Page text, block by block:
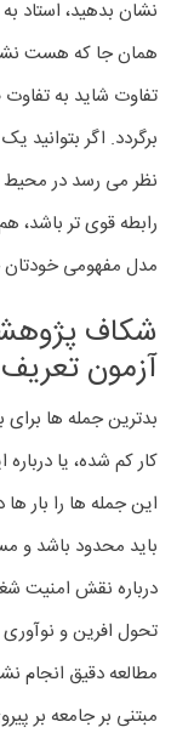
نشان بدهید، استاد
همان جا که هست
تفاوت شاید به
برگردد. اگر بتوانید
نظر می رسد در
رابطه قوی تر باشد،
مدل مفهومی خودتان
شکاف
آزمون
بدترین جمله ها
کار کم شده، یا
این جمله ها را بار
باید محدود باشد و
درباره نقش امنیت
تحول افرین و
مطالعه دقیق انجام
مبتنی بر جامعه بر